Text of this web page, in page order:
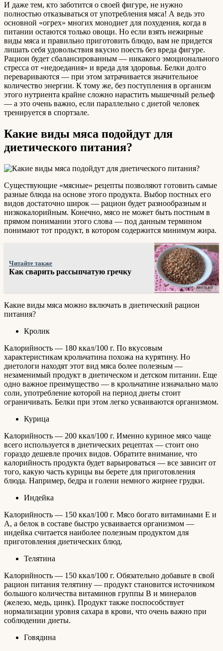
И даже тем, кто заботится о своей фигуре, не нужно
полностью отказываться от употребления мяса! А ведь это
основной «огрех» многих монодиет для похудения, когда в
питании остаются только овощи. Но если взять нежирные
виды мяса и правильно приготовить блюдо, вам не придется
лишать себя удовольствия вкусно поесть без вреда фигуре.
Рацион будет сбалансированным — никакого эмоционального
стресса от «недоедания» и вреда для здоровья. Белки долго
перевариваются — при этом затрачивается значительное
количество энергии. К тому же, без поступления в организм
этого нутриента крайне сложно нарастить мышечный рельеф
— а это очень важно, если параллельно с диетой человек
тренируется в спортзале.
Какие виды мяса подойдут для
диетического питания?
Существующие «мясные» рецепты позволяют готовить самые
разные блюда на основе этого продукта. Выбор постных его
видов достаточно широк — рацион будет разнообразным и
низкокалорийным. Конечно, мясо не может быть постным в
прямом понимании этого слова — под данным термином
понимают тот продукт, в котором содержится минимум жира.
Читайте также
Как сварить рассыпчатую гречку
Какие виды мяса можно включать в диетический рацион
питания?
Кролик
Калорийность — 180 ккал/100 г. По вкусовым
характеристикам крольчатина похожа на курятину. Но
диетологи находят этот вид мяса более полезным —
незаменимый продукт в диетическом и детском питании. Еще
одно важное преимущество — в крольчатине изначально мало
соли, употребление которой на период диеты стоит
ограничивать. Белки при этом легко усваиваются организмом.
Курица
Калорийность — 200 ккал/100 г. Именно куриное мясо чаще
всего используется в диетических рецептах — стоит оно
гораздо дешевле прочих видов. Обратите внимание, что
калорийность продукта будет варьироваться — все зависит от
того, какую часть курицы вы берете для приготовления
блюда. Например, бедра и голени немного жирнее грудки.
Индейка
Калорийность — 150 ккал/100 г. Мясо богато витаминами Е и
А, а белок в составе быстро усваивается организмом —
индейка считается наиболее полезным продуктом для
приготовления диетических блюд.
Телятина
Калорийность — 150 ккал/100 г. Обязательно добавьте в свой
рацион питания телятину — продукт становится источником
большого количества витаминов группы В и минералов
(железо, медь, цинк). Продукт также поспособствует
нормализации уровня сахара в крови, что очень важно при
соблюдении диеты.
Говядина